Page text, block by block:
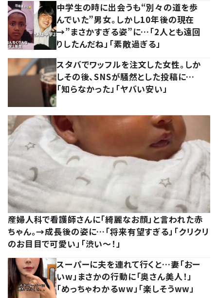
中学生の時に出会うも“別々の道を歩
んでいた”男女。しかし10年後の現在
→”まさかすぎる姿”に…「2人とも遠回
りしたんだね」「素敵過ぎる」
スタバでワッフルを注文した女性。しか
しその後、SNSが騒然とした投稿に…
「知らなかった」「ヤバい安い」
産婦人科で看護師さんに「綺麗なお顔」と言われた赤
ちゃん。→成長後の姿に…「将来有望すぎる」「クリクリ
のお目目で可愛い」「渋い～！」
スーパーに夫を連れて行くと…妻「おー
いw」まさかの行動に「奥さん美人！」
「めっちゃわかるww」「楽しそうww」